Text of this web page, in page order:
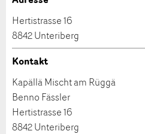
Anzeige
Ihr Feedback wird sehr
Allgemeines Feedback
Anzeige nicht mehr gültig
Anzeige unvollständig
Anzeige
Empfehlen Sie diese
Hertistrasse 16
8842 Unteriberg
Kontakt
Kapällä Mischt am Rüggä
Benno Fässler
Hertistrasse 16
8842 Unteriberg